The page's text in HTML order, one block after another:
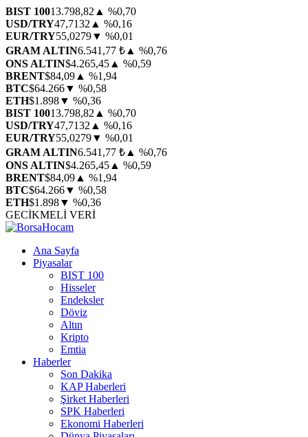
BIST 10013.798,82 ▲ %0,70
USD/TRY47,7132 ▲ %0,16
EUR/TRY55,0279▼ %0,01
GRAM ALTIN6.541,77 ₺ ▲ %0,76
ONS ALTIN$4.265,45 ▲ %0,59
BRENT$84,09 ▲ %1,94
BTC$64.266▼ %0,58
ETH$1.898▼ %0,36
BIST 10013.798,82 ▲ %0,70
USD/TRY47,7132 ▲ %0,16
EUR/TRY55,0279▼ %0,01
GRAM ALTIN6.541,77 ₺ ▲ %0,76
ONS ALTIN$4.265,45 ▲ %0,59
BRENT$84,09 ▲ %1,94
BTC$64.266▼ %0,58
ETH$1.898▼ %0,36
GECİKMELİ VERİ
Ana Sayfa
Piyasalar
BIST 100
Hisseler
Endeksler
Döviz
Altın
Kripto
Emtia
Haberler
Son Dakika
KAP Haberleri
Şirket Haberleri
SPK Haberleri
Ekonomi Haberleri